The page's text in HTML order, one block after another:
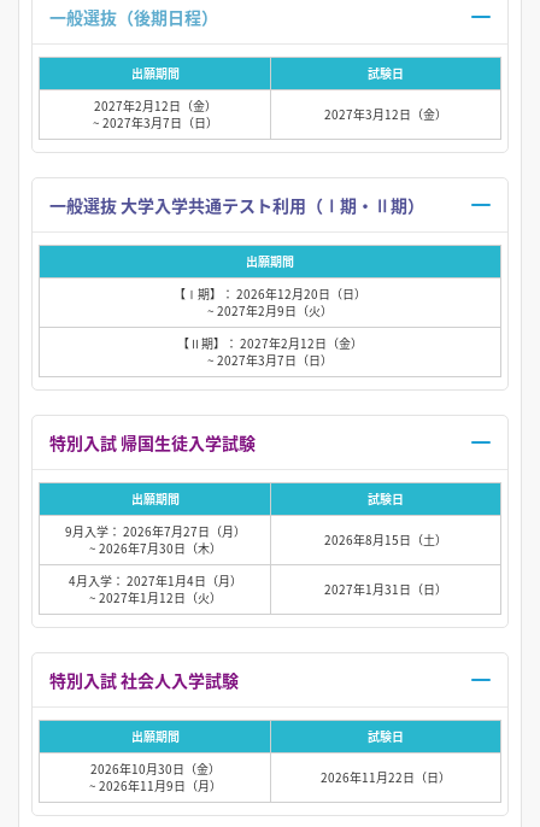
出願期間
試験日
2027年2月12日（金）
~ 2027年3月7日（日）
2027年3月12日（金）
出願期間
【Ⅰ期】： 2026年12月20日（日）
~ 2027年2月9日（火）
【Ⅱ期】： 2027年2月12日（金）
~ 2027年3月7日（日）
出願期間
試験日
9月入学： 2026年7月27日（月）
~ 2026年7月30日（木）
2026年8月15日（土）
4月入学： 2027年1月4日（月）
~ 2027年1月12日（火）
2027年1月31日（日）
出願期間
試験日
2026年10月30日（金）
~ 2026年11月9日（月）
2026年11月22日（日）